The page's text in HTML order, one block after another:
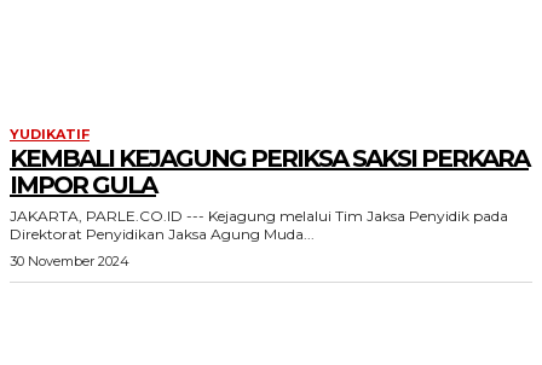
YUDIKATIF
KEMBALI KEJAGUNG PERIKSA SAKSI PERKARA
IMPOR GULA
JAKARTA, PARLE.CO.ID --- Kejagung melalui Tim Jaksa Penyidik pada
Direktorat Penyidikan Jaksa Agung Muda...
30 November 2024